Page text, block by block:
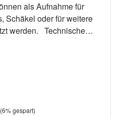
als Aufnahme für
Schäkel oder für weitere
Technische
(6% gespart)